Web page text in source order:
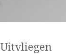
Uitvliegen